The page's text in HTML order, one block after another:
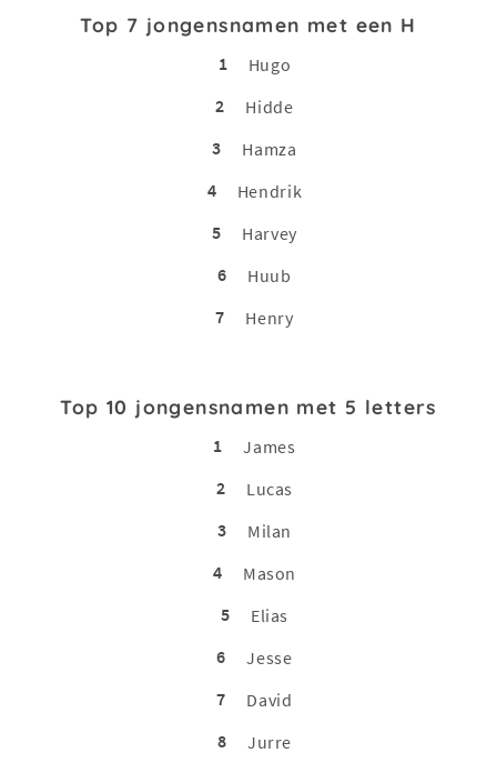
Top 7 jongensnamen met een H
1
Hugo
2
Hidde
3
Hamza
4
Hendrik
5
Harvey
6
Huub
7
Henry
Top 10 jongensnamen met 5 letters
1
James
2
Lucas
3
Milan
4
Mason
5
Elias
6
Jesse
7
David
8
Jurre